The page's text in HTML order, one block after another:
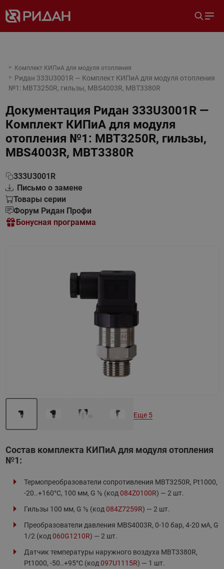
Комплект КИПиА для модуля отопления
Ридан 333U3001R — Комплект КИПиА для модуля отопления
№1: MBT3250R, гильзы, MBS4003R, MBT3380R
Документация Ридан 333U3001R —
Комплект КИПиА для модуля
отопления №1: MBT3250R, гильзы,
MBS4003R, MBT3380R
333U3001R
Письмо о замене
Товары серии
Форум Ридан Профи
Бонусная программа
Состав комплекта КИПиА для модуля отопления
№1:
Термопреобразователи сопротивления MBT3250R, Pt1000,
-20..+160°С, 100 мм, G ½ (код 084Z0100R) — 2 шт.
Гильзы 100 мм, G ½ (код 084Z7259R) — 2 шт.
Преобразователи давления MBS4003R, 0-10 бар, 4-20 мА, G
1/2 (код 060G1210R) — 2 шт.
Датчик температуры наружного воздуха MBT3380R,
Pt1000, -50..+95°C (код 097U1115R) — 1 шт.
Еще 5